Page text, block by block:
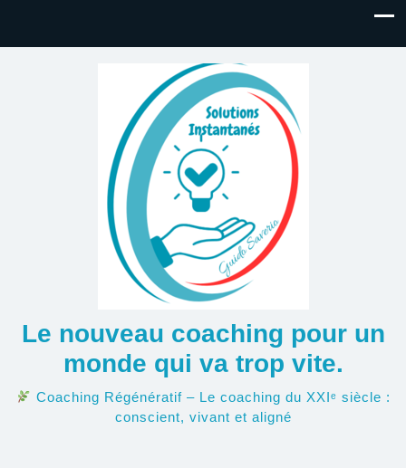
Le nouveau coaching pour un
monde qui va trop vite.
Coaching Régénératif – Le coaching du XXIᵉ siècle :
conscient, vivant et aligné